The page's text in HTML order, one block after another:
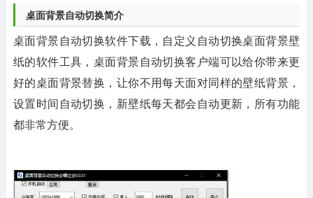
桌面背景自动切换简介
桌面背景自动切换软件下载，自定义自动切换桌面背景壁
纸的软件工具，桌面背景自动切换客户端可以给你带来更
好的桌面背景替换，让你不用每天面对同样的壁纸背景，
设置时间自动切换，新壁纸每天都会自动更新，所有功能
都非常方便。